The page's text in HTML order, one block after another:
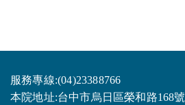
服務專線:(04)23388766
本院地址:台中市烏日區榮和路168號